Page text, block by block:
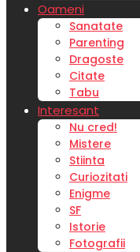
Oameni
Sanatate
Parenting
Dragoste
Citate
Tabu
Interesant
Nu cred!
Mistere
Stiinta
Curiozitati
Enigme
SF
Istorie
Fotografii